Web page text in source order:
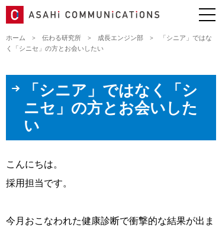
ホーム > 伝わる研究所 > 成長エンジン部 >
「シニア」ではな
く「シニセ」の方とお会いしたい
「シニア」ではなく「シ
ニセ」の方とお会いした
い
こんにちは。
採用担当です。
今月おこなわれた健康診断で衝撃的な結果が出ま